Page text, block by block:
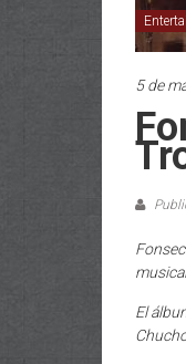
5 de
El